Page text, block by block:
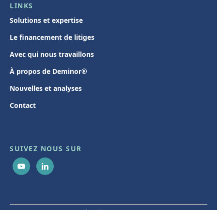
LINKS
Solutions et expertise
Le financement de litiges
Avec qui nous travaillons
À propos de Deminor®
Nouvelles et analyses
Contact
SUIVEZ NOUS SUR